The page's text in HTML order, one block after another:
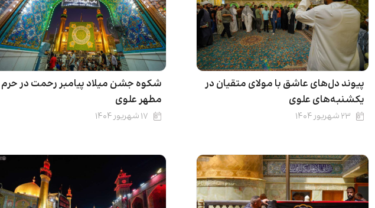
پیوند دل‌های عاشق با مولای متقیان در
یکشنبه‌های علوی
۲۳ شهریور ۱۴۰۴
شکوه جشن میلاد پیامبر رحمت در حرم
مطهر علوی
۱۷ شهریور ۱۴۰۴